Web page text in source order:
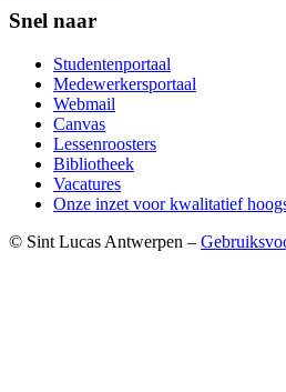
Snel naar
Studentenportaal
Medewerkersportaal
Webmail
Canvas
Lessenroosters
Bibliotheek
Vacatures
Onze inzet voor kwalitatief
© Sint Lucas Antwerpen –